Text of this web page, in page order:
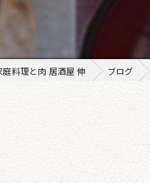
料理と肉 居酒屋 伸 ブログ